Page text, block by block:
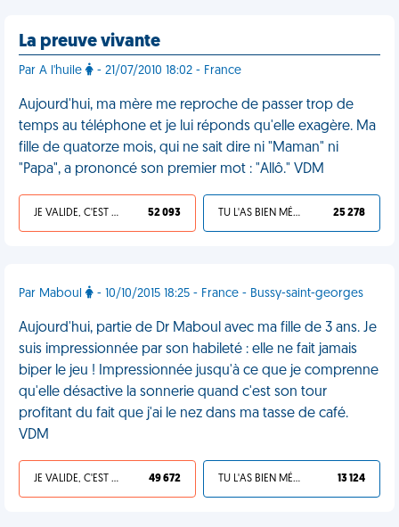
La preuve vivante
Par A l'huile - 21/07/2010 18:02 - France
Aujourd'hui, ma mère me reproche de passer trop de
temps au téléphone et je lui réponds qu'elle exagère. Ma
fille de quatorze mois, qui ne sait dire ni "Maman" ni
"Papa", a prononcé son premier mot : "Allô." VDM
JE VALIDE, C'EST UNE VDM 52 093 TU L'AS BIEN MÉRITÉ 25 278
Par Maboul - 10/10/2015 18:25 - France - Bussy-saint-georges
Aujourd'hui, partie de Dr Maboul avec ma fille de 3 ans. Je
suis impressionnée par son habileté : elle ne fait jamais
biper le jeu ! Impressionnée jusqu'à ce que je comprenne
qu'elle désactive la sonnerie quand c'est son tour
profitant du fait que j'ai le nez dans ma tasse de café.
VDM
JE VALIDE, C'EST UNE VDM 49 672 TU L'AS BIEN MÉRITÉ 13 124